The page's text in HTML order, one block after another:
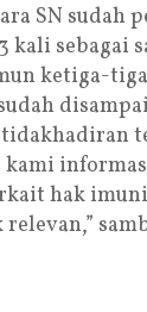
SN sudah
kali sebagai
ketiga-
kami
hak